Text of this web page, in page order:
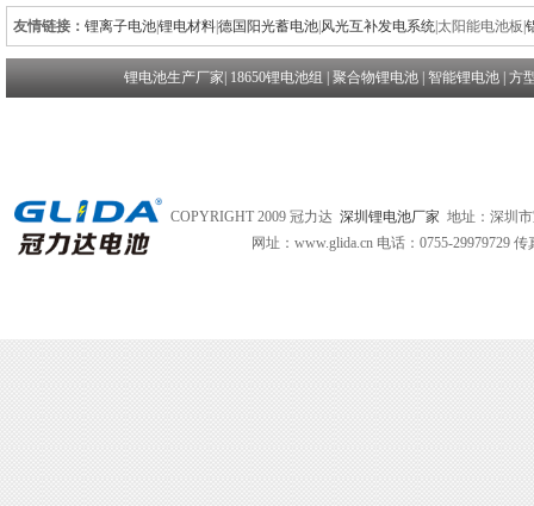
友情链接： 锂离子电池锂电材料德国阳光蓄电池 风光互补发电系统 太阳能电池板
锂电池生产厂家 18650锂电池组 聚合物锂电池| 智能锂电池| 方
COPYRIGHT 2009 冠力达 深圳锂电池厂家 地址：深圳
网址：www.glida.cn 电话：0755-29979729